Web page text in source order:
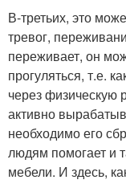
В-третьих, это
тревог,
переживает, он
прогуляться, т.е.
через физическую
активно
необходимо его
людям помогает и
мебели. И здесь,